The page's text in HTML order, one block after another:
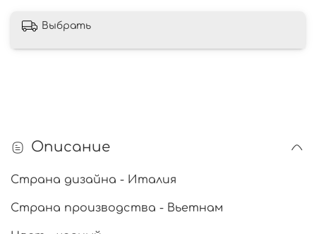
Выбрать
Описание
Страна дизайна - Италия
Страна производства - Вьетнам